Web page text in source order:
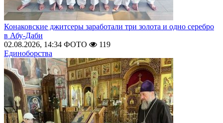
Конаковские джитсеры заработали три золота и одно серебро
в Абу-Даби
02.08.2026, 14:34 ФОТО
119
Единоборства